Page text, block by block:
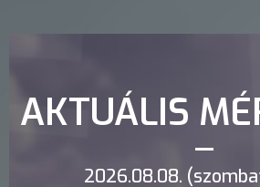
AKTUÁLIS
2026.08.08.